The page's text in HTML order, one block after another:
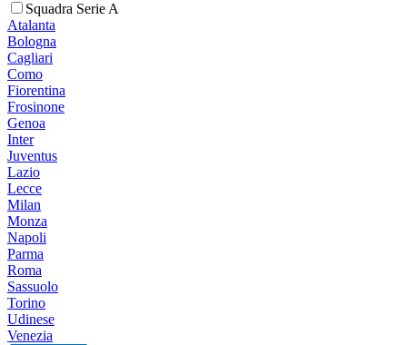
Squadra Serie A
Atalanta
Bologna
Cagliari
Como
Fiorentina
Frosinone
Genoa
Inter
Juventus
Lazio
Lecce
Milan
Monza
Napoli
Parma
Roma
Sassuolo
Torino
Udinese
Venezia